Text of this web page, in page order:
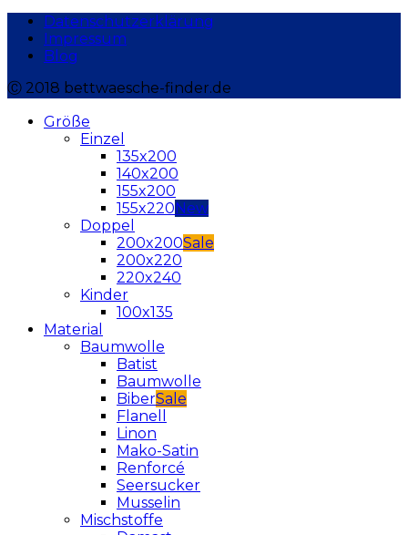
Datenschutzerklärung
Impressum
Blog
Ⓒ 2018 bettwaesche-finder.de
Größe
Einzel
135x200
140x200
155x200
155x220
Doppel
200x200
200x220
220x240
Kinder
100x135
Material
Baumwolle
Batist
Baumwolle
Biber
Flanell
Linon
Mako-Satin
Renforcé
Seersucker
Musselin
Mischstoffe